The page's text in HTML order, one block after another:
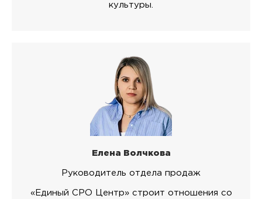
культуры.
Елена Волчкова
Руководитель отдела продаж
«Единый СРО Центр» строит отношения со